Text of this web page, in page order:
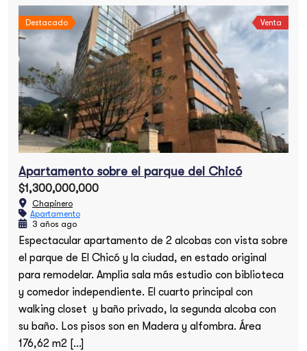
Destacado Venta
Apartamento sobre el parque del Chicó
$1,300,000,000
Chapinero
Apartamento
3 años ago
Espectacular apartamento de 2 alcobas con vista sobre
el parque de El Chicó y la ciudad, en estado original
para remodelar. Amplia sala más estudio con biblioteca
y comedor independiente. El cuarto principal con
walking closet y baño privado, la segunda alcoba con
su baño. Los pisos son en Madera y alfombra. Área
176,62 m2 […]